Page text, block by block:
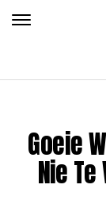
Goeie
Nie